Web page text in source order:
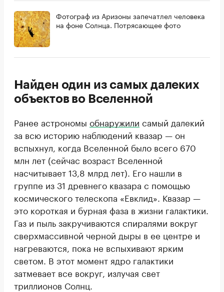
Фотограф из Аризоны запечатлел человека
на фоне Солнца. Потрясающее фото
Найден один из самых далеких
объектов во Вселенной
Ранее астрономы обнаружили самый далекий
за всю историю наблюдений квазар — он
вспыхнул, когда Вселенной было всего 670
млн лет (сейчас возраст Вселенной
насчитывает 13,8 млрд лет). Его нашли в
группе из 31 древнего квазара с помощью
космического телескопа «Евклид». Квазар —
это короткая и бурная фаза в жизни галактики.
Газ и пыль закручиваются спиралями вокруг
сверхмассивной черной дыры в ее центре и
нагреваются, пока не вспыхивают ярким
светом. В этот момент ядро галактики
затмевает все вокруг, излучая свет
триллионов Солнц.